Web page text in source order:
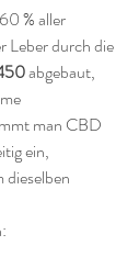
% aller
Leber durch die
abgebaut,
man CBD
ein,